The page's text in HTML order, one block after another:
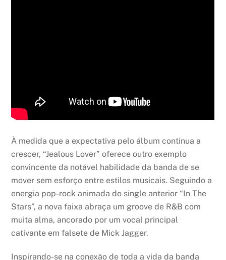
À medida que a expectativa pelo álbum continua a
crescer, “Jealous Lover” oferece outro exemplo
convincente da notável habilidade da banda de se
mover sem esforço entre estilos musicais. Seguindo a
energia pop-rock animada do single anterior “In The
Stars”, a nova faixa abraça um groove de R&B com
muita alma, ancorado por um vocal principal
cativante em falsete de Mick Jagger.
Inspirando-se na conexão de toda a vida da banda